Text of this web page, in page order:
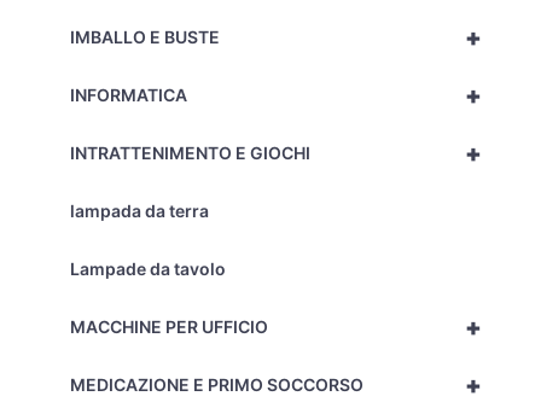
+
IMBALLO E BUSTE
+
INFORMATICA
+
INTRATTENIMENTO E GIOCHI
lampada da terra
Lampade da tavolo
+
MACCHINE PER UFFICIO
+
MEDICAZIONE E PRIMO SOCCORSO